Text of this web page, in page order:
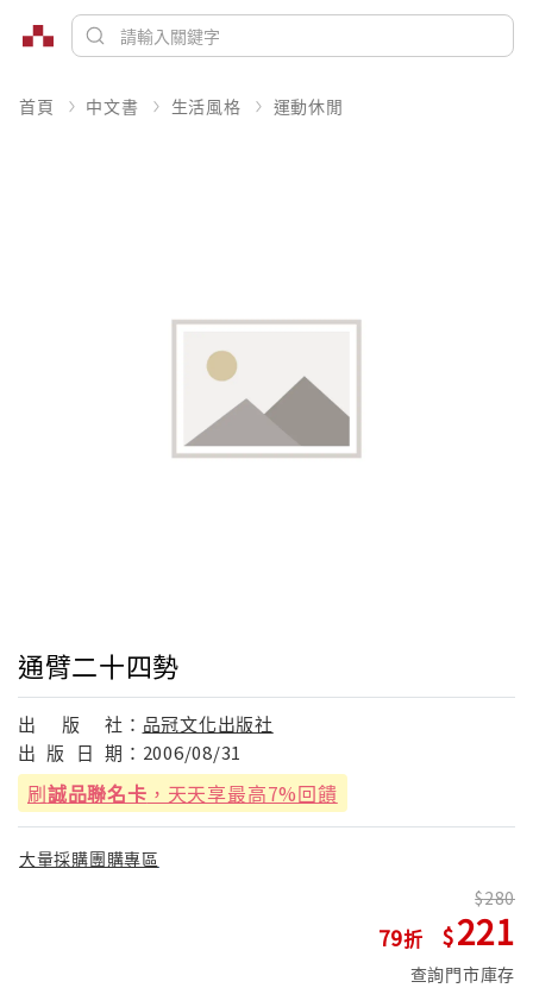
首頁 中文書 生活風格 運動休閒
通臂二十四勢
出 版 社： 品冠文化出版社
出 版 日 期： 2006/08/31
刷誠品聯名卡 ，天天享最高7%回饋
大量採購團購專區
79
280
221
查詢門市庫存